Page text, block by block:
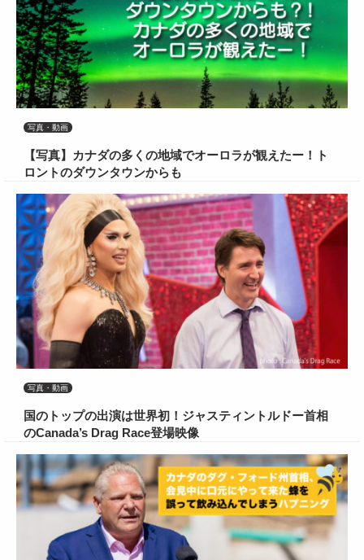
写真・動画
【写真】カナダの多くの地域でオーロラが観えたー！ト
ロントのダウンタウンからも
写真・動画
国のトップの出演は世界初！ジャスティントルドー首相
のCanada’s Drag Race登場映像